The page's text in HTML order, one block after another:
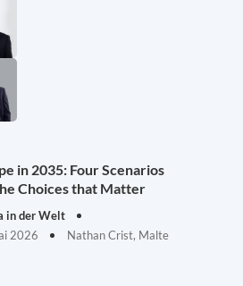
in 2035: Four Scenarios
Choices that Matter
in der Welt
2026
Nathan Crist, Malte